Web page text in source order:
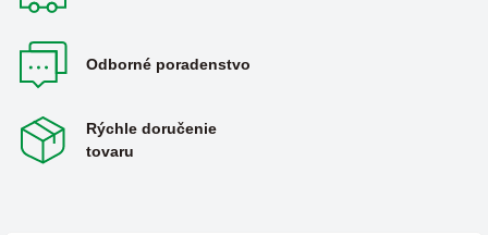
Odborné poradenstvo
Rýchle doručenie
tovaru